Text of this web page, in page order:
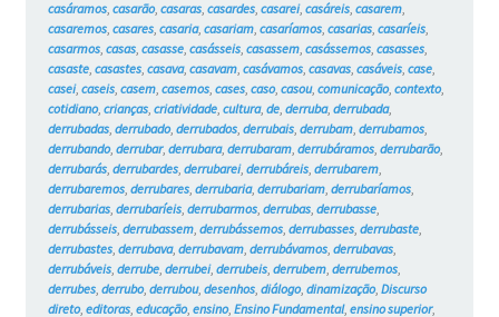
casáramos, casarão, casaras, casardes, casarei, casáreis, casarem,
casaremos, casares, casaria, casariam, casaríamos, casarias, casaríeis,
casarmos, casas, casasse, casásseis, casassem, casássemos, casasses,
casaste, casastes, casava, casavam, casávamos, casavas, casáveis, case,
casei, caseis, casem, casemos, cases, caso, casou, comunicação, contexto,
cotidiano, crianças, criatividade, cultura, de, derruba, derrubada,
derrubadas, derrubado, derrubados, derrubais, derrubam, derrubamos,
derrubando, derrubar, derrubara, derrubaram, derrubáramos, derrubarão,
derrubarás, derrubardes, derrubarei, derrubáreis, derrubarem,
derrubaremos, derrubares, derrubaria, derrubariam, derrubaríamos,
derrubarias, derrubaríeis, derrubarmos, derrubas, derrubasse,
derrubásseis, derrubassem, derrubássemos, derrubasses, derrubaste,
derrubastes, derrubava, derrubavam, derrubávamos, derrubavas,
derrubáveis, derrube, derrubei, derrubeis, derrubem, derrubemos,
derrubes, derrubo, derrubou, desenhos, diálogo, dinamização, Discurso
direto, editoras, educação, ensino, Ensino Fundamental, ensino superior,